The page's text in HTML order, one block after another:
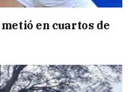
en cuartos de